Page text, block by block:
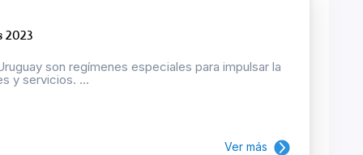
son regímenes especiales para impulsar la
y servicios. ...
Ver más